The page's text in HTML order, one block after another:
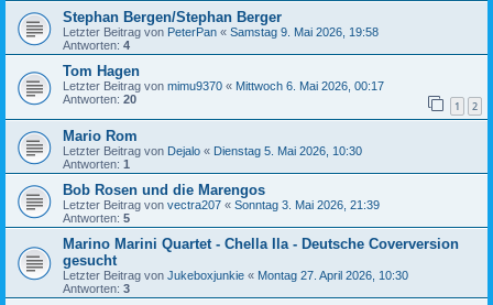
Stephan Bergen/Stephan Berger
Letzter Beitrag von PeterPan « Samstag 9. Mai 2026, 19:58
Antworten: 4
Tom Hagen
Letzter Beitrag von mimu9370 « Mittwoch 6. Mai 2026, 00:17
Antworten: 20 1 2
Mario Rom
Letzter Beitrag von Dejalo « Dienstag 5. Mai 2026, 10:30
Antworten: 1
Bob Rosen und die Marengos
Letzter Beitrag von vectra207 « Sonntag 3. Mai 2026, 21:39
Antworten: 5
Marino Marini Quartet - Chella Ila - Deutsche Coverversion
gesucht
Letzter Beitrag von Jukeboxjunkie « Montag 27. April 2026, 10:30
Antworten: 3